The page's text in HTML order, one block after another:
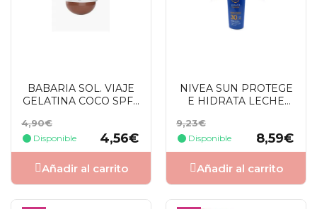
BABARIA SOL. VIAJE
GELATINA COCO SPF0
Precio
base
4,90€
Disponible
Precio
4,56€
Añadir al carrito
NIVEA SUN PROTEGE
E HIDRATA LECHE
Precio
base
9,23€
Disponible
Precio
8,59€
Añadir al carrito